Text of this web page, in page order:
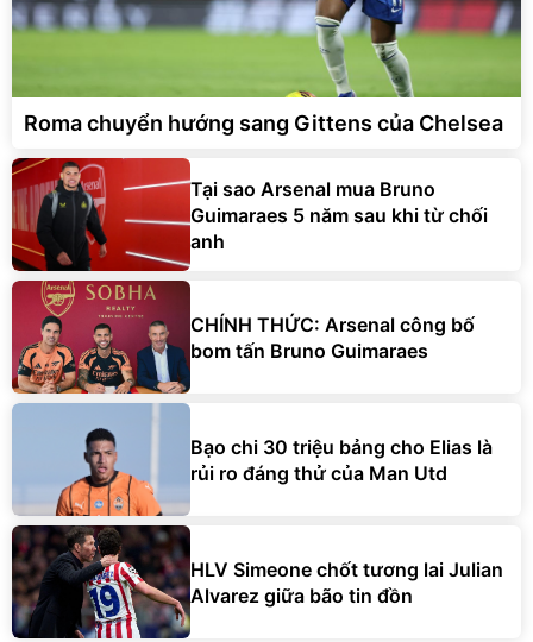
Roma chuyển hướng sang Gittens của Chelsea
Tại sao Arsenal mua Bruno
Guimaraes 5 năm sau khi từ chối
anh
CHÍNH THỨC: Arsenal công bố
bom tấn Bruno Guimaraes
Bạo chi 30 triệu bảng cho Elias là
rủi ro đáng thử của Man Utd
HLV Simeone chốt tương lai Julian
Alvarez giữa bão tin đồn